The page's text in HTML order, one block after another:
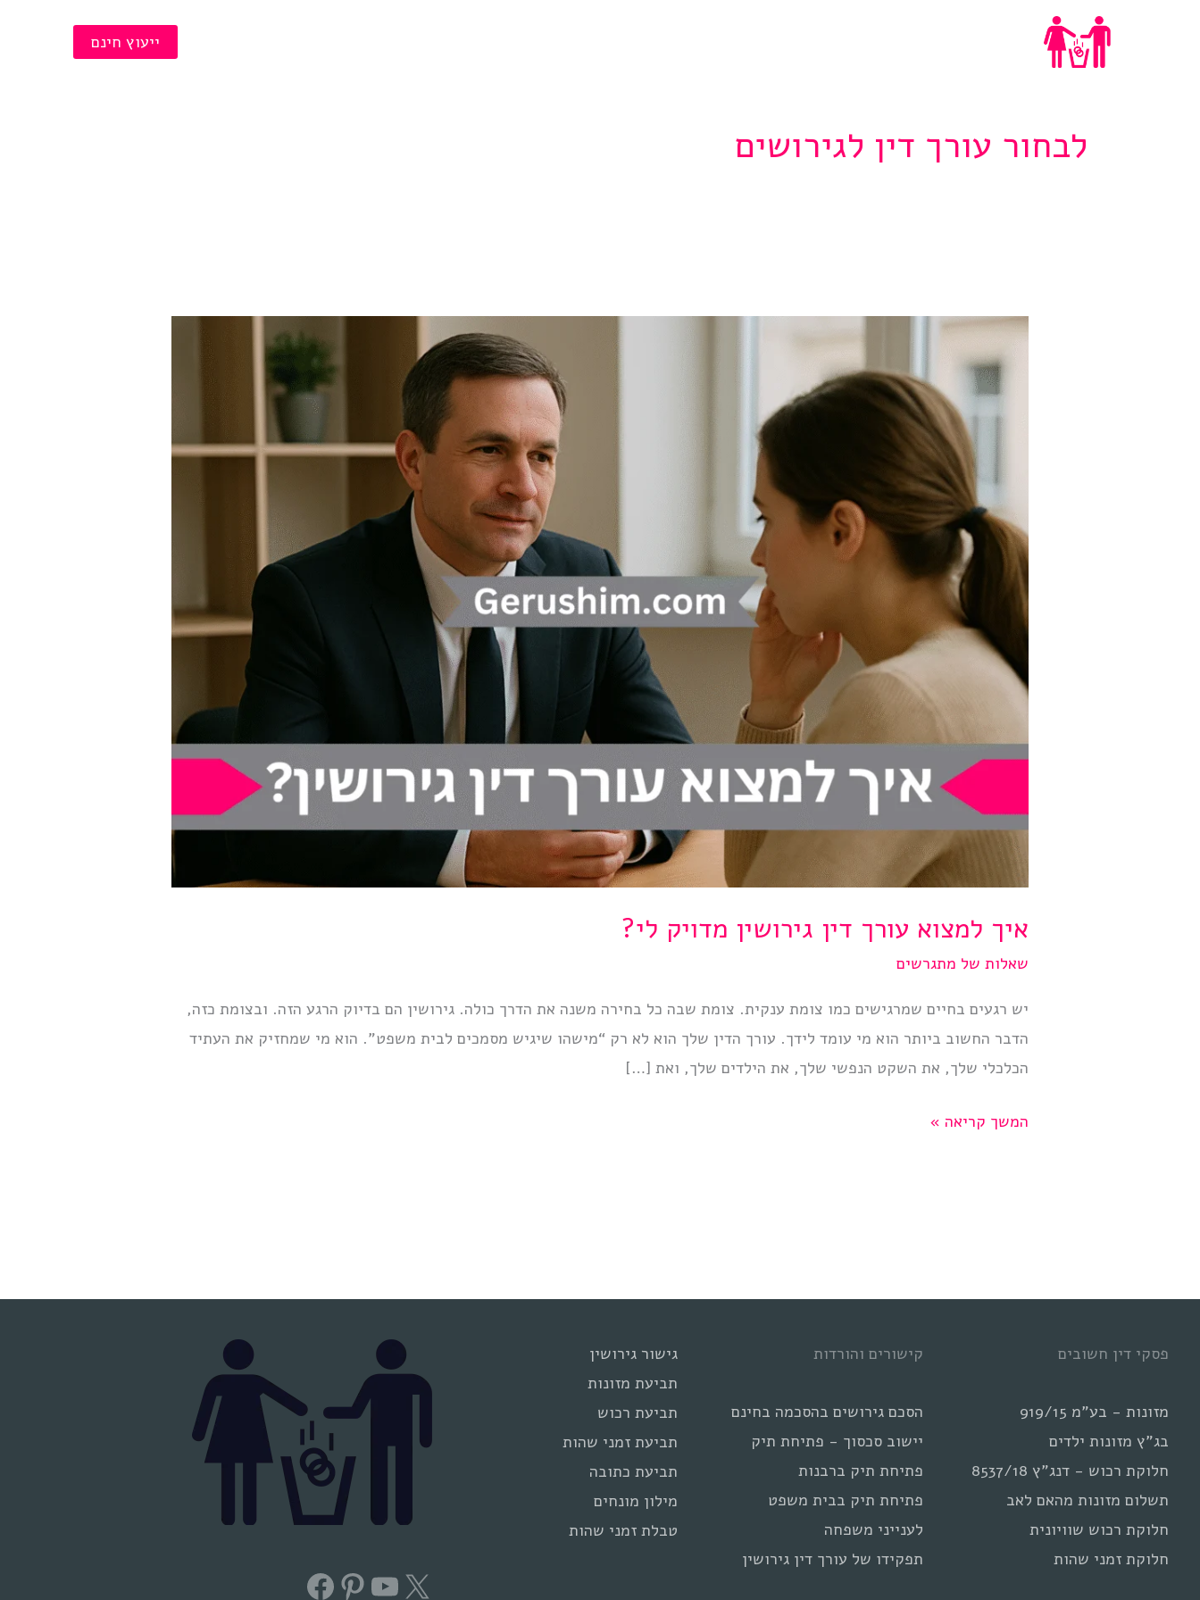
ייעוץ חינם
לבחור עורך דין לגירושים
איך למצוא עורך דין גירושין מדויק לי?
שאלות של מתגרשים
יש רגעים בחיים שמרגישים כמו צומת ענקית. צומת שבה כל בחירה משנה את הדרך כולה. גירושין הם בדיוק הרגע הזה. ובצומת כזה,
הדבר החשוב ביותר הוא מי עומד לידך. עורך הדין שלך הוא לא רק “מישהו שיגיש מסמכים לבית משפט”. הוא מי שמחזיק את העתיד
הכלכלי שלך, את השקט הנפשי שלך, את הילדים שלך, ואת […]
איך
לי?
המשך קריאה »
פסקי דין חשובים
מזונות - בע"מ 919/15
בג"ץ מזונות ילדים
חלוקת רכוש - דנג"ץ 8537/18
תשלום מזונות מהאם לאב
חלוקת רכוש שוויונית
חלוקת זמני שהות
קישורים והורדות
הסכם גירושים בהסכמה בחינם
יישוב סכסוך - פתיחת תיק
פתיחת תיק ברבנות
פתיחת תיק בבית משפט
לענייני משפחה
תפקידו של עורך דין גירושין
גישור גירושין
תביעת מזונות
תביעת רכוש
תביעת זמני שהות
תביעת כתובה
מילון מונחים
טבלת זמני שהות
X
YouTube
Pinterest
Facebook